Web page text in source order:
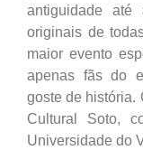
antiguidade
originais de
maior evento
apenas fãs do
goste de história.
Cultural Soto,
Universidade do